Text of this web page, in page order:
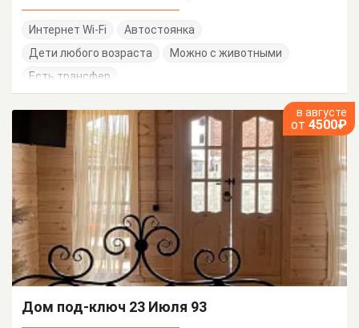
Интернет Wi-Fi
Автостоянка
Дети любого возраста
Можно с животными
Есть трансфер
в августе
от 4500₽
Дом под-ключ 23 Июля 93